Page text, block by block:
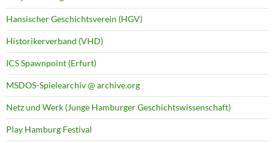
Hansischer Geschichtsverein (HGV)
Historikerverband (VHD)
ICS Spawnpoint (Erfurt)
MSDOS-Spielearchiv @ archive.org
Netz und Werk (Junge Hamburger Geschichtswissenschaft)
Play Hamburg Festival